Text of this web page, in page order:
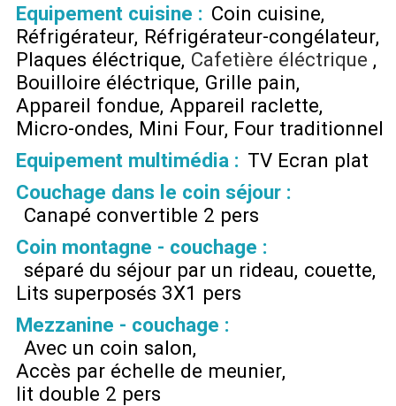
Equipement cuisine : Coin cuisine
Réfrigérateur Réfrigérateur-congélateur
Plaques éléctrique Cafetière éléctrique
Bouilloire éléctrique Grille pain
Appareil fondue Appareil raclette
Micro-ondes Mini Four Four traditionnel
Equipement multimédia : TV Ecran plat
Couchage dans le coin séjour :
Canapé convertible 2 pers
Coin montagne - couchage :
séparé du séjour par un rideau couette
Lits superposés 3X1 pers
Mezzanine - couchage :
Avec un coin salon
Accès par échelle de meunier
lit double 2 pers